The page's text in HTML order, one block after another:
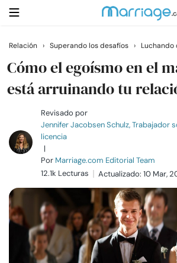
Buscar
Casarse
Relaciones
Familia
Ayuda
Cursos
Relación › Superando los desafíos › Luchando
Cómo el egoísmo en el
está arruinando tu
Revisado por
Jennifer Jacobsen Schulz, Trabajador
licencia
|
Por Marriage.com Editorial Team
12.1k Lecturas
Actualizado: 10 Mar,